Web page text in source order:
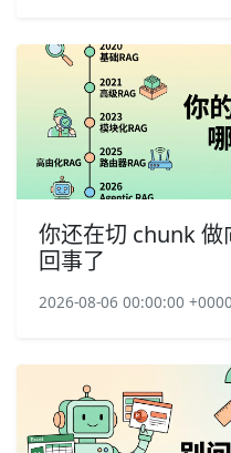
你还在切 chunk 做
回事了
2026-08-06 00:00:00